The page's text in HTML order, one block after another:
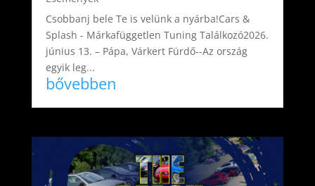
Csobbanj bele Te is velünk a nyárba!Cars &
Splash - Márkafüggetlen Tuning Találkozó2026.
június 13. – Pápa, Várkert Fürdő--Az ország
egyik leg...
bővebben